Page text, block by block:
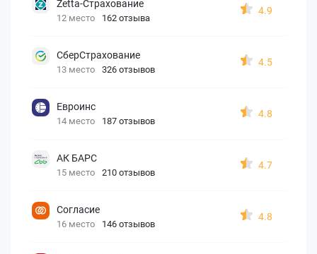
Zetta-Страхование
12 место 162 отзыва
4.9
СберСтрахование
13 место 326 отзывов
4.5
Евроинс
14 место 187 отзывов
4.8
АК БАРС
15 место 210 отзывов
4.7
Согласие
16 место 146 отзывов
4.8